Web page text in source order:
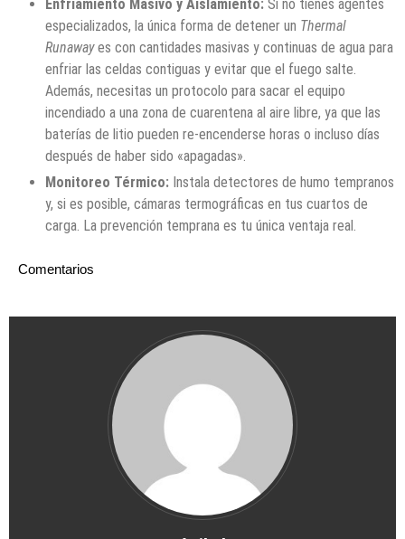
Enfriamiento Masivo y Aislamiento: Si no tienes agentes
especializados, la única forma de detener un Thermal
Runawayes con cantidades masivas y continuas de agua para
enfriar las celdas contiguas y evitar que el fuego salte.
Además, necesitas un protocolo para sacar el equipo
incendiado a una zona de cuarentena al aire libre, ya que las
baterías de litio pueden re-encenderse horas o incluso días
después de haber sido «apagadas».
Monitoreo Térmico: Instala detectores de humo tempranos
y, si es posible, cámaras termográficas en tus cuartos de
carga. La prevención temprana es tu única ventaja real.
Comentarios